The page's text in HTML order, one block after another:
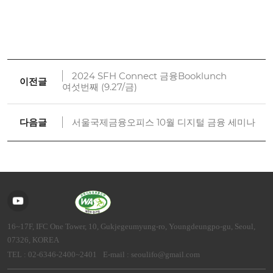
이전글
2024 SFH Connect 금융Booklunch
여섯번째 (9.27/금)
다음글 서울국제금융오피스 10월 디지털 금융 세미나
16~17F, IFC One Tower, 10, Gukjegeumyung-ro, Youngdeungpo-gu, Seoul,
07326, KOREA
TEL : 02-6346-2400~2401
E-mail : seoulifo@gmail.com